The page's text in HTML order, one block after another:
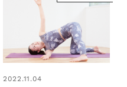
2022.11.04